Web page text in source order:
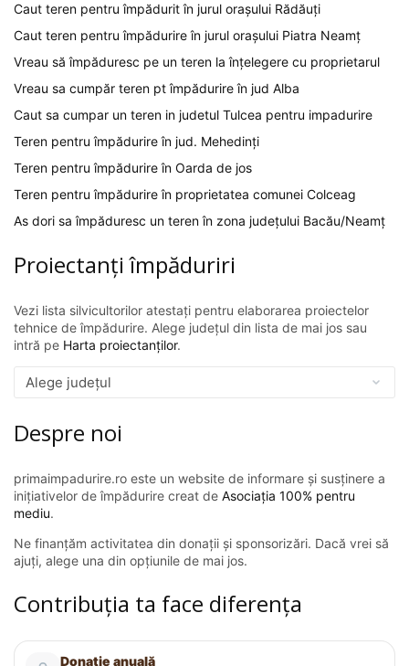
Caut teren pentru împădurit în jurul orașului Rădăuți
Caut teren pentru împădurire în jurul orașului Piatra Neamț
Vreau să împăduresc pe un teren la înțelegere cu proprietarul
Vreau sa cumpăr teren pt împădurire în jud Alba
Caut sa cumpar un teren in judetul Tulcea pentru impadurire
Teren pentru împădurire în jud. Mehedinți
Teren pentru împădurire în Oarda de jos
Teren pentru împădurire în proprietatea comunei Colceag
As dori sa împăduresc un teren în zona județului Bacău/Neamț
Proiectanți împăduriri
Vezi lista silvicultorilor atestați pentru elaborarea proiectelor
tehnice de împădurire. Alege județul din lista de mai jos sau
intră pe Harta proiectanților.
Despre noi
primaimpadurire.ro este un website de informare și susținere a
inițiativelor de împădurire creat de Asociația 100% pentru
mediu.
Ne finanțăm activitatea din donații și sponsorizări. Dacă vrei să
ajuți, alege una din opțiunile de mai jos.
Contribuția ta face diferența
Donație anuală